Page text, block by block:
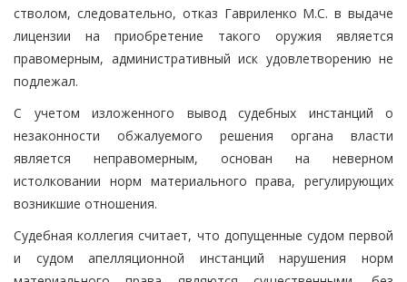
стволом, следовательно, отказ Гавриленко М.С. в выдаче
лицензии на приобретение такого оружия является
правомерным, административный иск удовлетворению не
подлежал.
С учетом изложенного вывод судебных инстанций о
незаконности обжалуемого решения органа власти
является неправомерным, основан на неверном
истолковании норм материального права, регулирующих
возникшие отношения.
Судебная коллегия считает, что допущенные судом первой
и судом апелляционной инстанций нарушения норм